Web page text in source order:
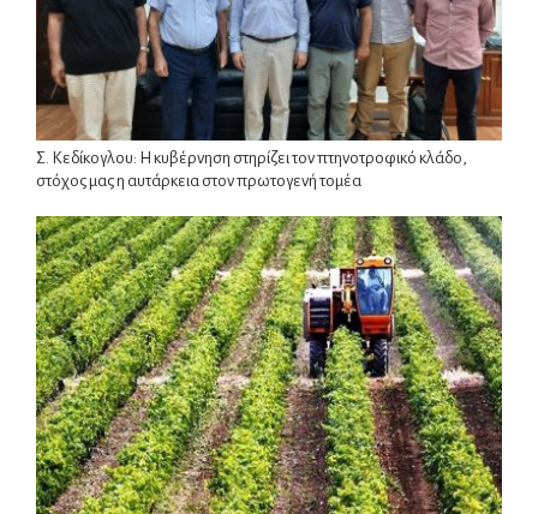
Σ. Κεδίκογλου: Η κυβέρνηση στηρίζει τον πτηνοτροφικό κλάδο,
στόχος μας η αυτάρκεια στον πρωτογενή τομέα